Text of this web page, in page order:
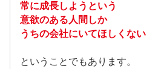
常に成長しようという
意欲のある人間しか
うちの会社にいてほしくない
ということでもあります。